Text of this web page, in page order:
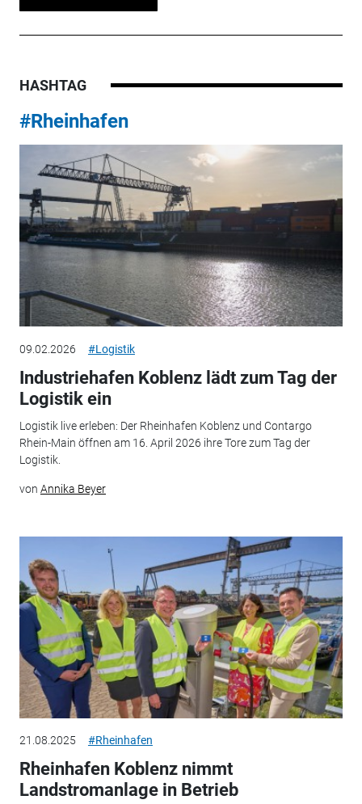
HASHTAG
#Rheinhafen
09.02.2026 #Logistik
Industriehafen Koblenz lädt zum Tag der
Logistik ein
Logistik live erleben: Der Rheinhafen Koblenz und Contargo
Rhein-Main öffnen am 16. April 2026 ihre Tore zum Tag der
Logistik.
von Annika Beyer
21.08.2025 #Rheinhafen
Rheinhafen Koblenz nimmt
Landstromanlage in Betrieb